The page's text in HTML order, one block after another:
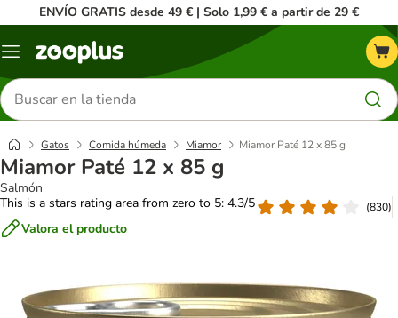
ENVÍO GRATIS desde 49 € | Solo 1,99 € a partir de 29 €
Menú
Buscar
productos
Gatos Comida húmeda Miamor Miamor Paté 12 x 85 g
Miamor Paté 12 x 85 g
Salmón
This is a stars rating area from zero to 5: 4.3/5
(830)
Valora el producto